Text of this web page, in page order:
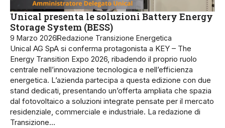
Unical presenta le soluzioni Battery Energy
Storage System (BESS)
9 Marzo 2026Redazione Transizione Energetica
Unical AG SpA si conferma protagonista a KEY – The
Energy Transition Expo 2026, ribadendo il proprio ruolo
centrale nell’innovazione tecnologica e nell’efficienza
energetica. L’azienda partecipa a questa edizione con due
stand dedicati, presentando un’offerta ampliata che spazia
dal fotovoltaico a soluzioni integrate pensate per il mercato
residenziale, commerciale e industriale. La redazione di
Transizione…